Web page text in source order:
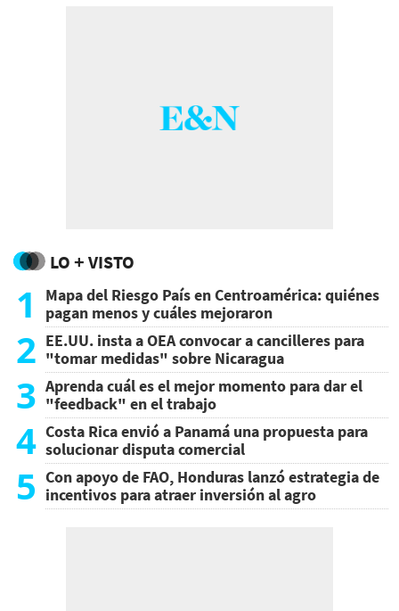
LO + VISTO
1
Mapa del Riesgo País en Centroamérica: quiénes
pagan menos y cuáles mejoraron
2 EE.UU. insta a OEA convocar a cancilleres para
"tomar medidas" sobre Nicaragua
3 Aprenda cuál es el mejor momento para dar el
"feedback" en el trabajo
4 Costa Rica envió a Panamá una propuesta para
solucionar disputa comercial
5 Con apoyo de FAO, Honduras lanzó estrategia de
incentivos para atraer inversión al agro